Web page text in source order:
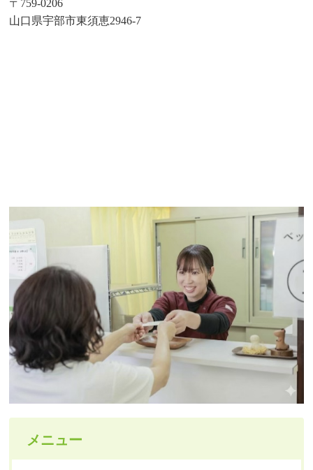
〒759-0206
山口県宇部市東須恵2946-7
メニュー